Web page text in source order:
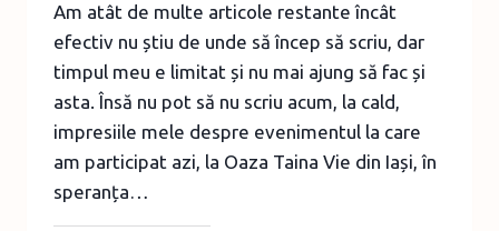
Am atât de multe articole restante încât
efectiv nu știu de unde să încep să scriu, dar
timpul meu e limitat și nu mai ajung să fac și
asta. Însă nu pot să nu scriu acum, la cald,
impresiile mele despre evenimentul la care
am participat azi, la Oaza Taina Vie din Iași, în
speranța…